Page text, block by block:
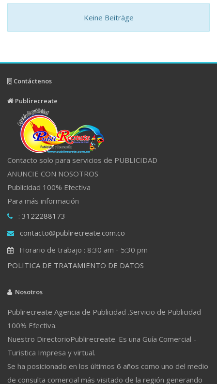
Keine Beiträge
Contáctenos
Publirecreate
Contacto solo para servicios de PUBLICIDAD
ANUNCIE CON NOSOTROS
Publicidad 100% Efectiva
Para más información
: 3122288173
contacto@publirecreate.com.co
Horario de trabajo : 8:30 am - 5:30 pm
POLITICA DE TRATAMIENTO DE DATOS
Nosotros
Publirecreate Agencia de Publicidad .Servicio de Publicidad
100% Efectiva.
Nuestro DirectorioPublirecreate. Es una Guía Comercial -
Turistica Impresa y virtual.
Se ha posicionado en los últimos 6 años como uno del medio
de consulta comercial más visitado de la región generando